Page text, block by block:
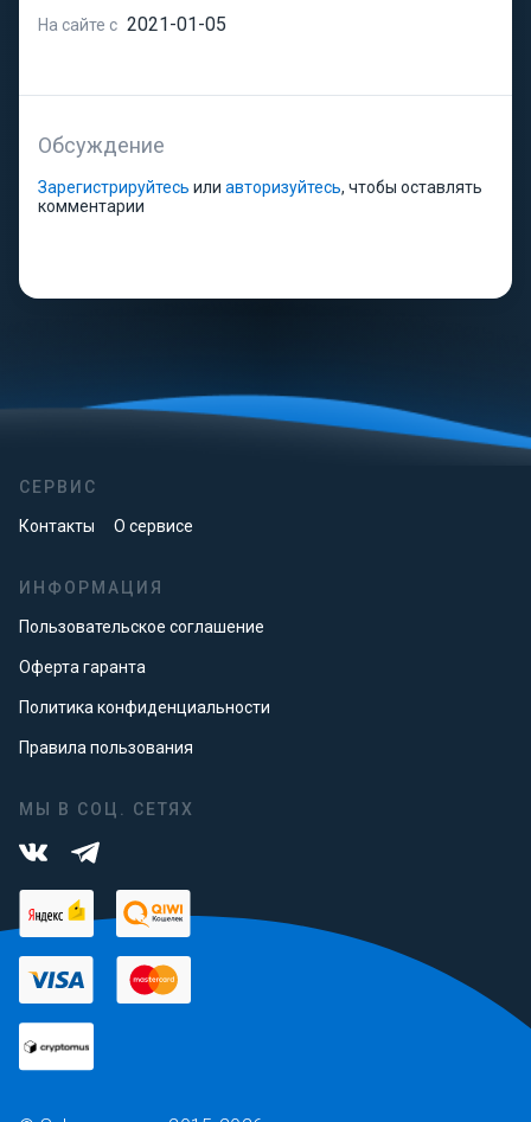
На сайте с 2021-01-05
Обсуждение
Зарегистрируйтесь или авторизуйтесь, чтобы оставлять
комментарии
СЕРВИС
Контакты О сервисе
ИНФОРМАЦИЯ
Пользовательское соглашение
Оферта гаранта
Политика конфиденциальности
Правила пользования
МЫ В СОЦ. СЕТЯХ